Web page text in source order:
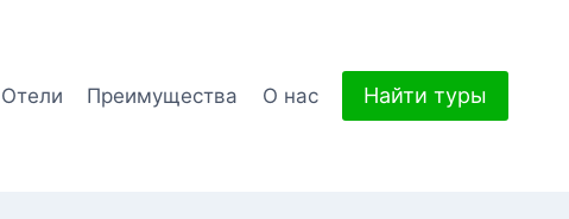
Отели Преимущества О нас Найти туры